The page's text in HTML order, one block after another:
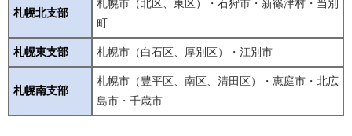
札幌北支部
札幌市（北区、東区）・石狩市・新篠津村・当別
町
札幌東支部 札幌市（白石区、厚別区）・江別市
札幌南支部
札幌市（豊平区、南区、清田区）・恵庭市・北広
島市・千歳市